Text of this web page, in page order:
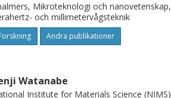
Mikroteknologi och nanovetenskap,
och millimetervågsteknik
Andra publikationer
Watanabe
Institute for Materials Science (NIMS)